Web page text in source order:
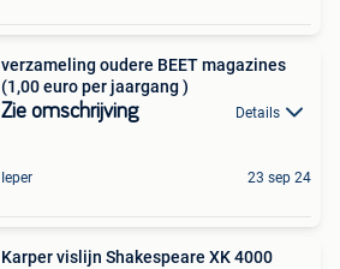
verzameling oudere BEET magazines
(1,00 euro per jaargang )
Zie omschrijving Details
Ieper 23 sep 24
Karper vislijn Shakespeare XK 4000